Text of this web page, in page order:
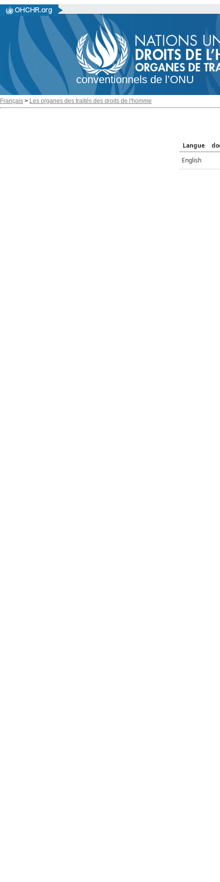
conventionnels de l’ONU
Français > Les organes des traités des droits de l'homme
Langue
English